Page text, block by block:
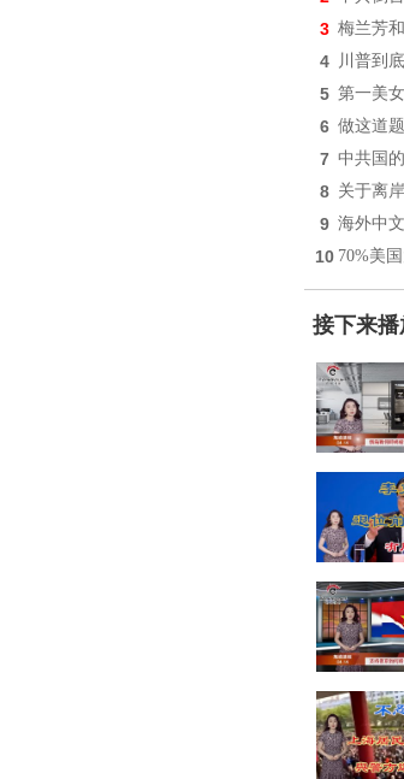
3 梅兰芳
4 川普到
5 第一美
6 做这道
7 中共国
8 关于离
9 海外中
10 70%美
接下来播